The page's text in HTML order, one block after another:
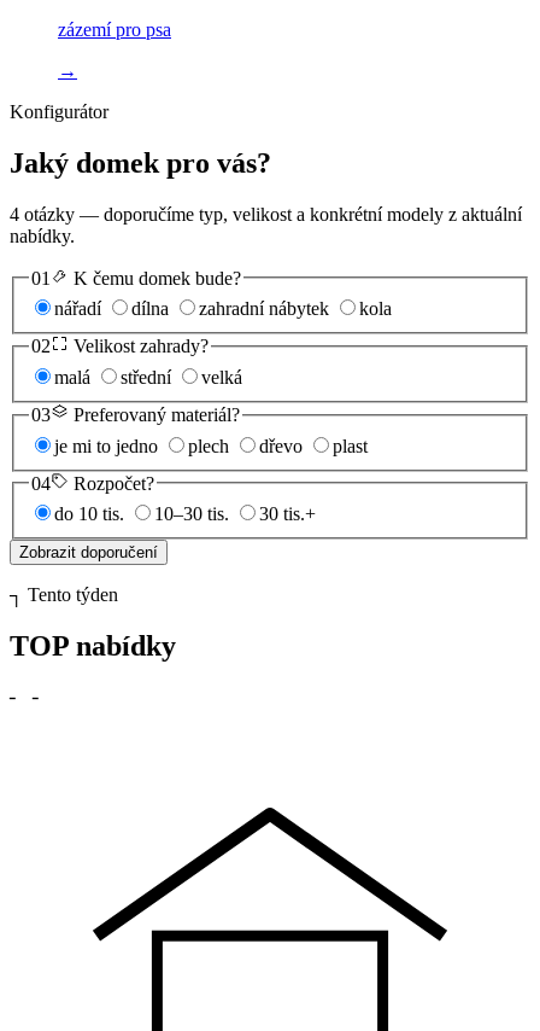
zázemí pro psa
→
Konfigurátor
Jaký domek pro vás?
4 otázky — doporučíme typ, velikost a konkrétní modely z aktuální
nabídky.
01
K čemu domek bude?
nářadí
dílna zahradní nábytek
kola
02
Velikost zahrady?
malá
střední
velká
03
Preferovaný materiál?
je mi to jedno
plech dřevo
plast
04
Rozpočet?
do 10 tis.
10–30 tis. 30 tis.+
Zobrazit doporučení
┐ Tento týden
TOP nabídky
╴ ╶